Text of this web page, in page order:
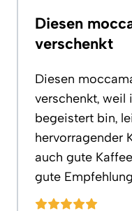
Diesen
verschenkt
Diesen
verschenkt, weil
begeistert bin,
hervorragender
auch gute
gute